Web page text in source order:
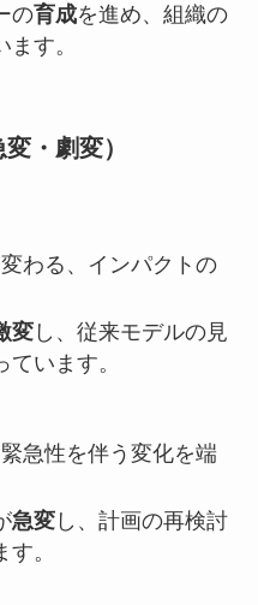
の育成を進め、組織の
す。
・劇変）
わる、インパクトの
変し、従来モデルの見
います。
急性を伴う変化を端
急変し、計画の再検討
。